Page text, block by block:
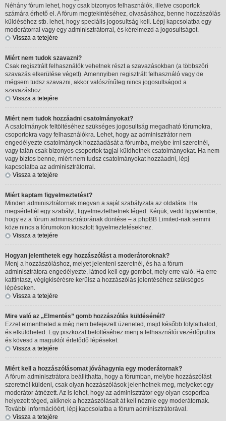
Néhány fórum lehet, hogy csak bizonyos felhasználók, illetve csoportok
számára érhető el. A fórum megtekintéséhez, olvasásához, benne hozzászólás
küldéséhez stb. lehet, hogy speciális jogosultság kell. Lépj kapcsolatba egy
moderátorral vagy egy adminisztrátorral, és kérelmezd a jogosultságot.
Vissza a tetejére
Miért nem tudok szavazni?
Csak regisztrált felhasználók vehetnek részt a szavazásokban (a többszöri
szavazás elkerülése végett). Amennyiben regisztrált felhasználó vagy de
mégsem tudsz szavazni, akkor valószínűleg nincs jogosultságod a
szavazáshoz.
Vissza a tetejére
Miért nem tudok hozzáadni csatolmányokat?
A csatolmányok feltöltéséhez szükséges jogosultság megadható fórumokra,
csoportokra vagy felhasználókra. Lehet, hogy az adminisztrátor nem
engedélyezte csatolmányok hozzáadását a fórumba, melybe írni szeretnél,
vagy talán csak bizonyos csoportok tagjai küldhetnek csatolmányokat. Ha nem
vagy biztos benne, miért nem tudsz csatolmányokat hozzáadni, lépj
kapcsolatba az adminisztrátorral.
Vissza a tetejére
Miért kaptam figyelmeztetést?
Minden adminisztrátornak megvan a saját szabályzata az oldalára. Ha
megsértettél egy szabályt, figyelmeztethetnek téged. Kérjük, vedd figyelembe,
hogy ez a fórum adminisztrátorának döntése – a phpBB Limited-nak semmi
köze nincs a fórumokon kiosztott figyelmeztetésekhez.
Vissza a tetejére
Hogyan jelenthetek egy hozzászólást a moderátoroknak?
Menj a hozzászóláshoz, melyet jelenteni szeretnél, és ha a fórum
adminisztrátora engedélyezte, látnod kell egy gombot, mely erre való. Ha erre
kattintasz, végigkísérésre kerülsz a hozzászólás jelentéséhez szükséges
lépéseken.
Vissza a tetejére
Mire való az „Elmentés” gomb hozzászólás küldésénél?
Ezzel elmentheted a még nem befejezett üzeneted, majd később folytathatod,
és elküldheted. Egy piszkozat betöltéséhez menj a felhasználói vezérlőpultra
és kövesd a maguktól értetődő lépéseket.
Vissza a tetejére
Miért kell a hozzászólásomat jóváhagynia egy moderátornak?
A fórum adminisztrátora beállíthatta, hogy a fórumban, melybe hozzászólást
szeretnél küldeni, csak olyan hozzászólások jelenhetnek meg, melyeket egy
moderátor átnézett. Az is lehet, hogy az adminisztrátor egy olyan csoportba
helyezett téged, akiknek a hozzászólásait át kell néznie egy moderátornak.
További információért, lépj kapcsolatba a fórum adminisztrátorával.
Vissza a tetejére